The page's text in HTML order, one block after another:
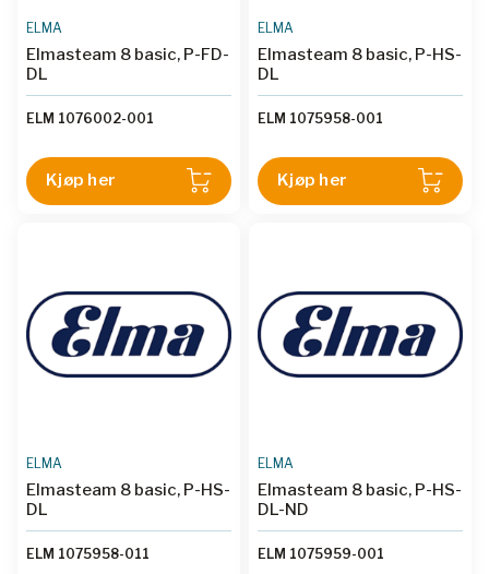
ELMA
Elmasteam 8 basic, P-FD-
DL
ELM 1076002-001
Kjøp her
ELMA
Elmasteam 8 basic, P-HS-
DL
ELM 1075958-001
Kjøp her
ELMA
Elmasteam 8 basic, P-HS-
DL
ELM 1075958-011
ELMA
Elmasteam 8 basic, P-HS-
DL-ND
ELM 1075959-001